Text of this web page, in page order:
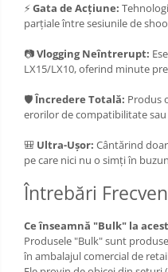
⚡ Gata de Acțiune:
parțiale între sesiunile de
📷Vlogging Neîntrerupt:
LX15/LX10, oferind minute
🛡️Încredere Totală: Produs
erorilor de compatibilitate
🎒 Ultra-Ușor: Cântărind
pe care nici nu o simți în
Întrebări
Ce înseamnă "Bulk" la
Produsele "Bulk" sunt
în ambalajul comercial de